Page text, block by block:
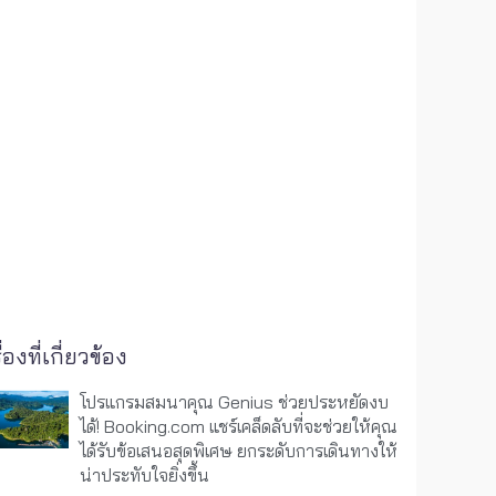
องที่เกี่ยวข้อง
โปรแกรมสมนาคุณ Genius ช่วยประหยัดงบ
ได้! Booking.com แชร์เคล็ดลับที่จะช่วยให้คุณ
ได้รับข้อเสนอสุดพิเศษ ยกระดับการเดินทางให้
น่าประทับใจยิ่งขึ้น